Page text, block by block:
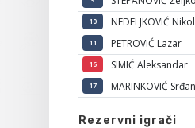
10 NEDELJKOVIĆ
11 PETROVIĆ Lazar
16 SIMIĆ Aleksandar
17 MARINKOVIĆ Srđan
Rezervni igrači